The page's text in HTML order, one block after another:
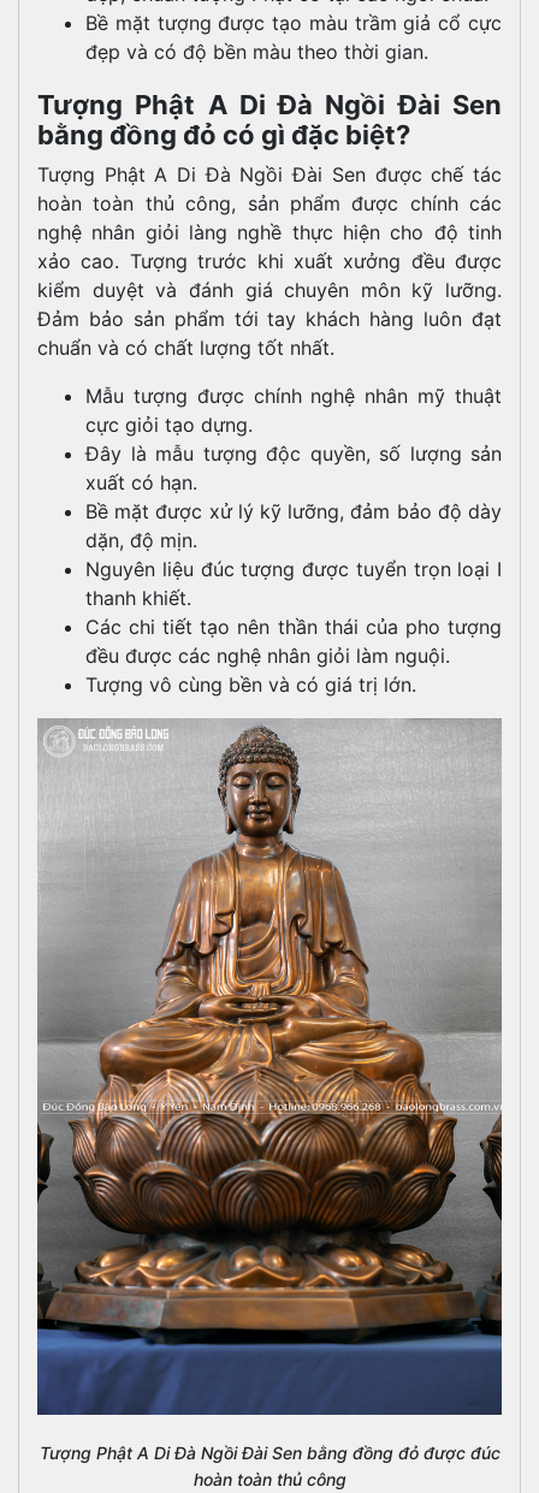
Bề mặt tượng được tạo màu trầm giả cổ cực
đẹp và có độ bền màu theo thời gian.
Tượng Phật A Di Đà Ngồi Đài Sen
bằng đồng đỏ có gì đặc biệt?
Tượng Phật A Di Đà Ngồi Đài Sen được chế tác
hoàn toàn thủ công, sản phẩm được chính các
nghệ nhân giỏi làng nghề thực hiện cho độ tinh
xảo cao. Tượng trước khi xuất xưởng đều được
kiểm duyệt và đánh giá chuyên môn kỹ lưỡng.
Đảm bảo sản phẩm tới tay khách hàng luôn đạt
chuẩn và có chất lượng tốt nhất.
Mẫu tượng được chính nghệ nhân mỹ thuật
cực giỏi tạo dựng.
Đây là mẫu tượng độc quyền, số lượng sản
xuất có hạn.
Bề mặt được xử lý kỹ lưỡng, đảm bảo độ dày
dặn, độ mịn.
Nguyên liệu đúc tượng được tuyển trọn loại I
thanh khiết.
Các chi tiết tạo nên thần thái của pho tượng
đều được các nghệ nhân giỏi làm nguội.
Tượng vô cùng bền và có giá trị lớn.
Tượng Phật A Di Đà Ngồi Đài Sen bằng đồng đỏ được đúc
hoàn toàn thủ công